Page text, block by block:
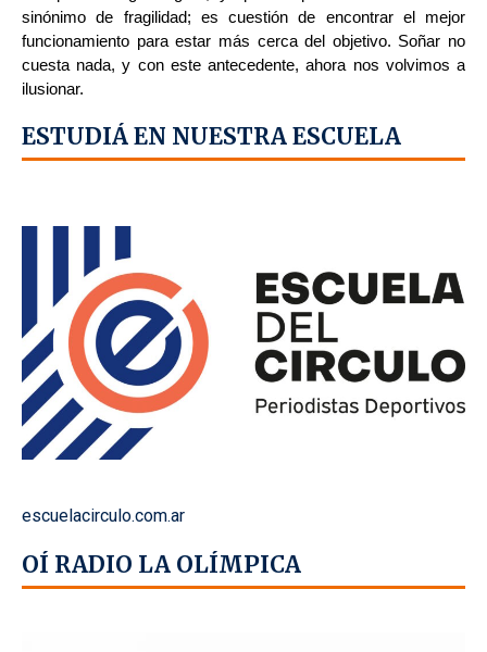
sinónimo de fragilidad; es cuestión de encontrar el mejor
funcionamiento para estar más cerca del objetivo. Soñar no
cuesta nada, y con este antecedente, ahora nos volvimos a
ilusionar.
ESTUDIÁ EN NUESTRA ESCUELA
escuelacirculo.com.ar
OÍ RADIO LA OLÍMPICA